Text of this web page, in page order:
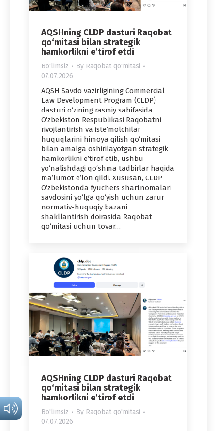
AQSHning CLDP dasturi Raqobat
qo‘mitasi bilan strategik
hamkorlikni e’tirof etdi
Bo'limsiz By Raqobat qo'mitasi
07.07.2026
AQSH Savdo vazirligining Commercial
Law Development Program (CLDP)
dasturi o‘zining rasmiy sahifasida
O‘zbekiston Respublikasi Raqobatni
rivojlantirish va iste’molchilar
huquqlarini himoya qilish qo‘mitasi
bilan amalga oshirilayotgan strategik
hamkorlikni e’tirof etib, ushbu
yo‘nalishdagi qo‘shma tadbirlar haqida
ma’lumot e’lon qildi. Xususan, CLDP
O‘zbekistonda fyuchers shartnomalari
savdosini yo‘lga qo‘yish uchun zarur
normativ-huquqiy bazani
shakllantirish doirasida Raqobat
qo‘mitasi uchun tovar…
AQSHning CLDP dasturi Raqobat
qo‘mitasi bilan strategik
hamkorlikni e’tirof etdi
Bo'limsiz By Raqobat qo'mitasi
07.07.2026